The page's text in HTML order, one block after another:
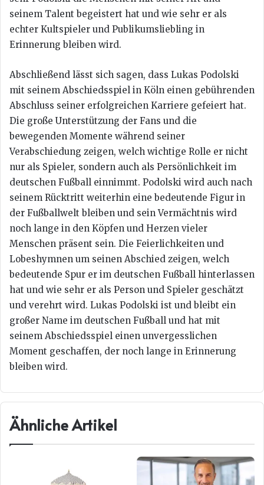
seinem Talent begeistert hat und wie sehr er als
echter Kultspieler und Publikumsliebling in
Erinnerung bleiben wird.
Abschließend lässt sich sagen, dass Lukas Podolski
mit seinem Abschiedsspiel in Köln einen gebührenden
Abschluss seiner erfolgreichen Karriere gefeiert hat.
Die große Unterstützung der Fans und die
bewegenden Momente während seiner
Verabschiedung zeigen, welch wichtige Rolle er nicht
nur als Spieler, sondern auch als Persönlichkeit im
deutschen Fußball einnimmt. Podolski wird auch nach
seinem Rücktritt weiterhin eine bedeutende Figur in
der Fußballwelt bleiben und sein Vermächtnis wird
noch lange in den Köpfen und Herzen vieler
Menschen präsent sein. Die Feierlichkeiten und
Lobeshymnen um seinen Abschied zeigen, welch
bedeutende Spur er im deutschen Fußball hinterlassen
hat und wie sehr er als Person und Spieler geschätzt
und verehrt wird. Lukas Podolski ist und bleibt ein
großer Name im deutschen Fußball und hat mit
seinem Abschiedsspiel einen unvergesslichen
Moment geschaffen, der noch lange in Erinnerung
bleiben wird.
Ähnliche Artikel